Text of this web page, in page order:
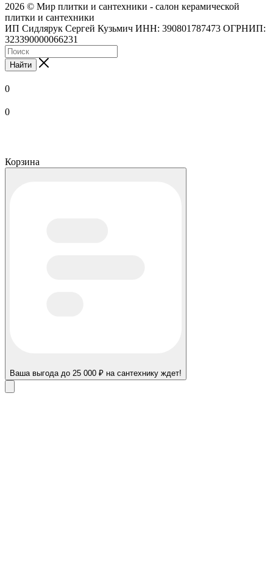
2026 © Мир плитки и сантехники - салон керамической
плитки и сантехники
ИП Сидлярук Сергей Кузьмич ИНН: 390801787473 ОГРНИП:
323390000066231
Найти
0
0
Корзина
Ваша выгода до 25 000 ₽ на сантехнику ждет!